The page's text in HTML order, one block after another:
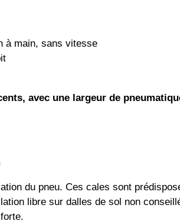
à main, sans vitesse
avec une largeur de
du pneu. Ces cales sont
libre sur dalles de sol non